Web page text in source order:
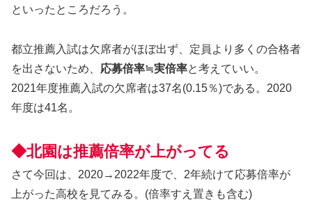
といったところだろう。
都立推薦入試は欠席者がほぼ出ず、定員より多くの合格者
を出さないため、 応募倍率≒実倍率と考えていい。
2021年度推薦入試の欠席者は37名(0.15％)である。2020
年度は41名。
◆北園は推薦倍率が上がってる
さて今回は、2020→2022年度で、2年続けて応募倍率が
上がった高校を見てみる。(倍率すえ置きも含む)